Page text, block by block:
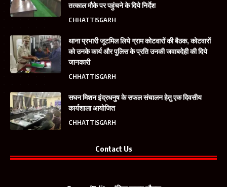
तत्काल मौके पर पहुंचने के दिये निर्देश
CHHATTISGARH
थाना प्रभारी जूटमिल लिये ग्राम कोटवारों की बैठक, कोटवारों
को उनके कार्य और पुलिस के प्रति उनकी जवाबदेही की दिये
जानकारी
CHHATTISGARH
सघन मिशन इंद्रधनुष के सफल संचालन हेतु एक दिवसीय
कार्यशाला आयोजित
CHHATTISGARH
Contact Us